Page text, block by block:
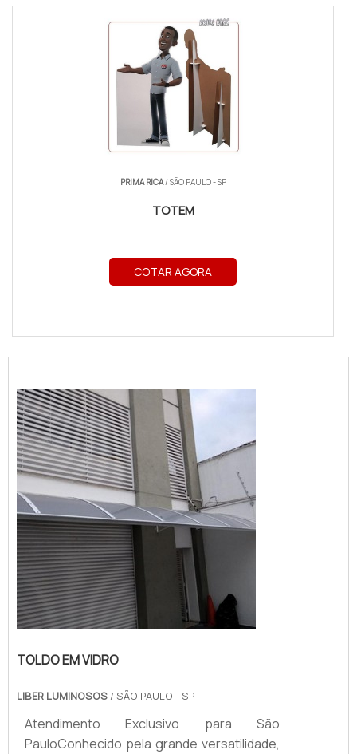
PRIMA RICA/ SÃO PAULO - SP
TOTEM
COTAR AGORA
TOLDO EM VIDRO
LIBER LUMINOSOS / SÃO PAULO - SP
Atendimento Exclusivo para São
PauloConhecido pela grande versatilidade,